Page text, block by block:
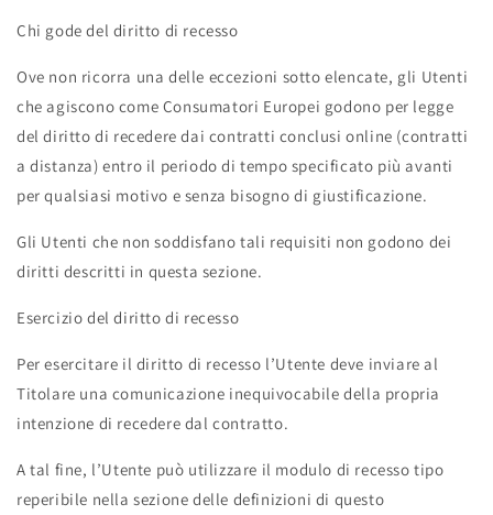
Chi gode del diritto di recesso
Ove non ricorra una delle eccezioni sotto elencate, gli Utenti
che agiscono come Consumatori Europei godono per legge
del diritto di recedere dai contratti conclusi online (contratti
a distanza) entro il periodo di tempo specificato più avanti
per qualsiasi motivo e senza bisogno di giustificazione.
Gli Utenti che non soddisfano tali requisiti non godono dei
diritti descritti in questa sezione.
Esercizio del diritto di recesso
Per esercitare il diritto di recesso l’Utente deve inviare al
Titolare una comunicazione inequivocabile della propria
intenzione di recedere dal contratto.
A tal fine, l’Utente può utilizzare il modulo di recesso tipo
reperibile nella sezione delle definizioni di questo